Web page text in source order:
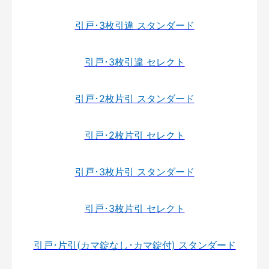
引戸･3枚引違 スタンダード
引戸･3枚引違 セレクト
引戸･2枚片引 スタンダード
引戸･2枚片引 セレクト
引戸･3枚片引 スタンダード
引戸･3枚片引 セレクト
引戸･片引(カマ錠なし･カマ錠付) スタンダード